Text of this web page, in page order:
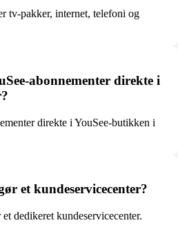
tv-pakker, internet, telefoni og
abonnementer direkte i
direkte i YouSee-butikken i
et kundeservicecenter?
dedikeret kundeservicecenter.